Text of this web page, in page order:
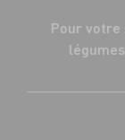
Pour votre